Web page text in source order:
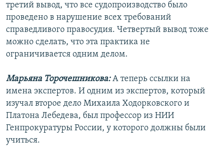
третий вывод, что все судопроизводство было
проведено в нарушение всех требований
справедливого правосудия. Четвертый вывод тоже
можно сделать, что эта практика не
ограничивается одним делом.
Марьяна Торочешникова:А теперь ссылки на
имена экспертов. И одним из экспертов, который
изучал второе дело Михаила Ходорковского и
Платона Лебедева, был профессор из НИИ
Генпрокуратуры России, у которого должны были
учиться.